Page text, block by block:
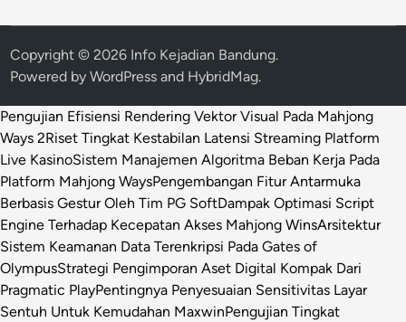
Copyright © 2026 Info Kejadian Bandung.
Powered byWordPress and HybridMag.
Pengujian Efisiensi Rendering Vektor Visual Pada Mahjong
Ways 2Riset Tingkat Kestabilan Latensi Streaming Platform
Live KasinoSistem Manajemen Algoritma Beban Kerja Pada
Platform Mahjong WaysPengembangan Fitur Antarmuka
Berbasis Gestur Oleh Tim PG SoftDampak Optimasi Script
Engine Terhadap Kecepatan Akses Mahjong WinsArsitektur
Sistem Keamanan Data Terenkripsi Pada Gates of
OlympusStrategi Pengimporan Aset Digital Kompak Dari
Pragmatic PlayPentingnya Penyesuaian Sensitivitas Layar
Sentuh Untuk Kemudahan MaxwinPengujian Tingkat